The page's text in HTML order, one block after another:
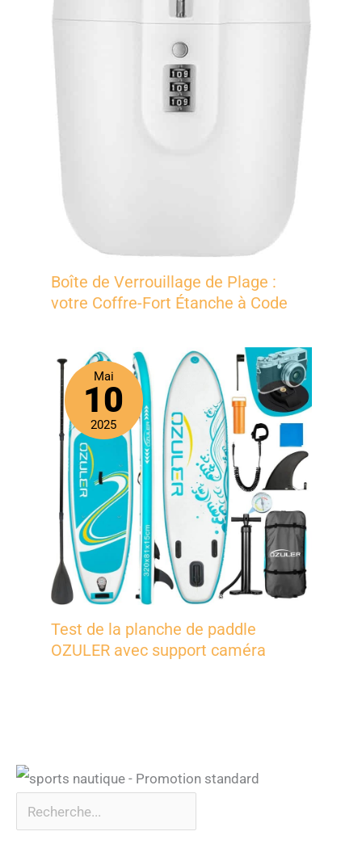
Boîte de Verrouillage de Plage :
votre Coffre-Fort Étanche à Code
Mai
10
2025
Test de la planche de paddle
OZULER avec support caméra